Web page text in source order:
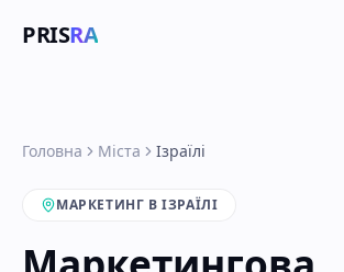
PRISRA
Головна Міста Ізраїлі
МАРКЕТИНГ В ІЗРАЇЛІ